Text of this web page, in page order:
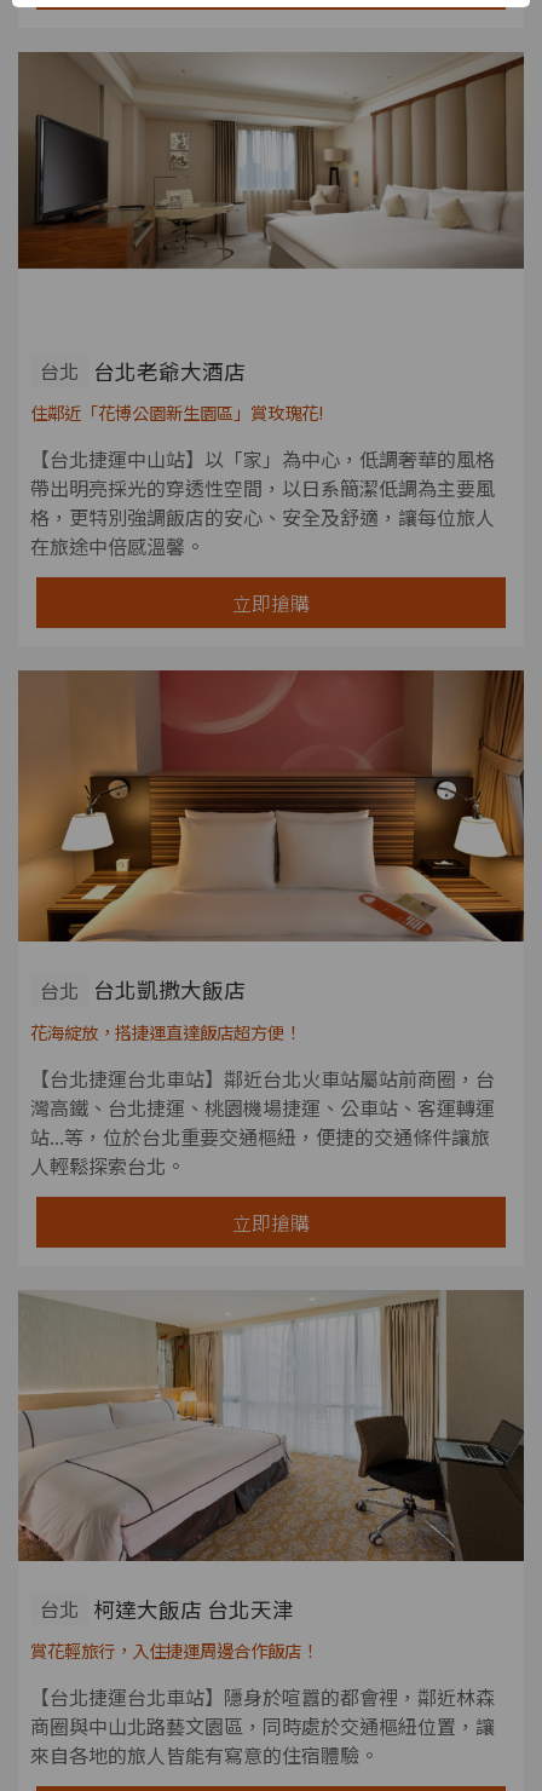
台北 台北老爺大酒店
住鄰近「花博公園新生園區」賞玫瑰花!
【台北捷運中山站】以「家」為中心，低調奢華的風格
帶出明亮採光的穿透性空間，以日系簡潔低調為主要風
格，更特別強調飯店的安心、安全及舒適，讓每位旅人
在旅途中倍感溫馨。
立即搶購
台北 台北凱撒大飯店
花海綻放，搭捷運直達飯店超方便！
【台北捷運台北車站】鄰近台北火車站屬站前商圈，台
灣高鐵、台北捷運、桃園機場捷運、公車站、客運轉運
站...等，位於台北重要交通樞紐，便捷的交通條件讓旅
人輕鬆探索台北。
立即搶購
台北 柯達大飯店 台北天津
賞花輕旅行，入住捷運周邊合作飯店！
【台北捷運台北車站】隱身於喧囂的都會裡，鄰近林森
商圈與中山北路藝文園區，同時處於交通樞紐位置，讓
來自各地的旅人皆能有寫意的住宿體驗。